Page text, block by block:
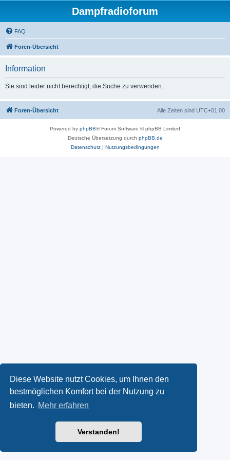
Diese Website nutzt Cookies, um Ihnen den
bestmöglichen Komfort bei der Nutzung zu
bieten. Mehr erfahren
Verstanden!
Dampfradioforum
FAQ
Foren-Übersicht
Information
Sie sind leider nicht berechtigt, die Suche zu verwenden.
Foren-Übersicht Alle Zeiten sind UTC+01:00
Powered by phpBB® Forum Software © phpBB Limited
Deutsche Übersetzung durch phpBB.de
Datenschutz| Nutzungsbedingungen